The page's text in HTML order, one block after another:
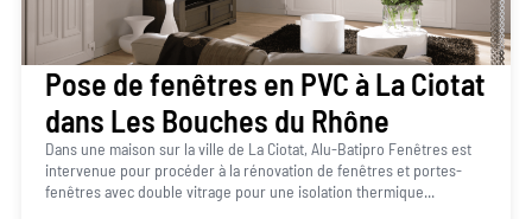
Pose de fenêtres en PVC à La Ciotat
dans Les Bouches du Rhône
Dans une maison sur la ville de La Ciotat, Alu-Batipro Fenêtres est
intervenue pour procéder à la rénovation de fenêtres et portes-
fenêtres avec double vitrage pour une isolation thermique...